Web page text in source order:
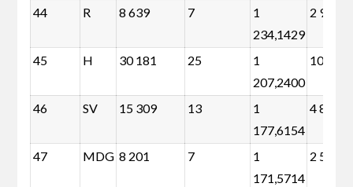
44 R 8 639 7
1
234,1429
2 999
45 H 30 181 25
1
207,2400
10 038
46 SV 15 309 13
1
177,6154
4 835
47 MDG 8 201 7
1
171,5714
2 561